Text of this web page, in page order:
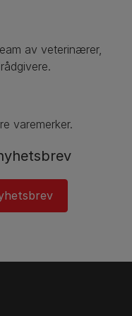
av veterinærer,
varemerker.